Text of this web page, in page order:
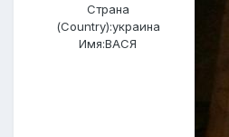
Страна
(Country):украина
Имя:ВАСЯ